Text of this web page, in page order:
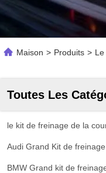
Maison > Produits >
Toutes Les
le kit de freinage de la
Audi Grand Kit de freinage
BMW Grand kit de